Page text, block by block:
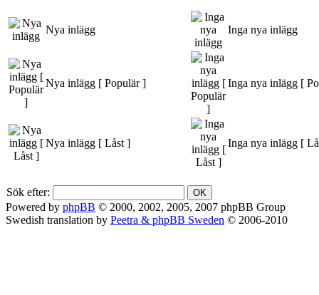
Nya inlägg Inga nya inlägg
Nya inlägg [ Populär ] Inga nya inlägg [
Nya inlägg [ Låst ] Inga nya inlägg [
Sök efter:
Powered by phpBB © 2000, 2002, 2005, 2007 phpBB Group
Swedish translation by Peetra & phpBB Sweden © 2006-2010